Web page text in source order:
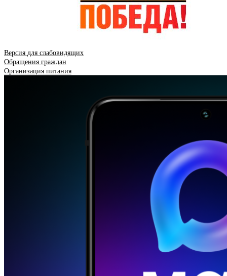
Версия для слабовидящих
Обращения граждан
Организация питания